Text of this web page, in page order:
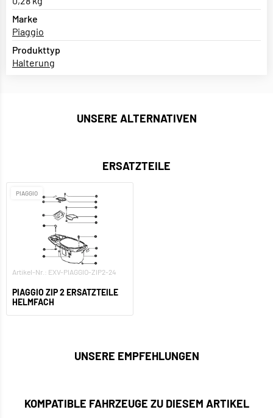
Marke
Piaggio
Produkttyp
Halterung
UNSERE ALTERNATIVEN
ERSATZTEILE
PIAGGIO
Artikel-Nr.: EXV-PIAGGIO-ZIP2-24
PIAGGIO ZIP 2 ERSATZTEILE
HELMFACH
UNSERE EMPFEHLUNGEN
KOMPATIBLE FAHRZEUGE ZU DIESEM ARTIKEL